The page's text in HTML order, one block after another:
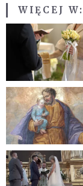
WIĘCEJ W: